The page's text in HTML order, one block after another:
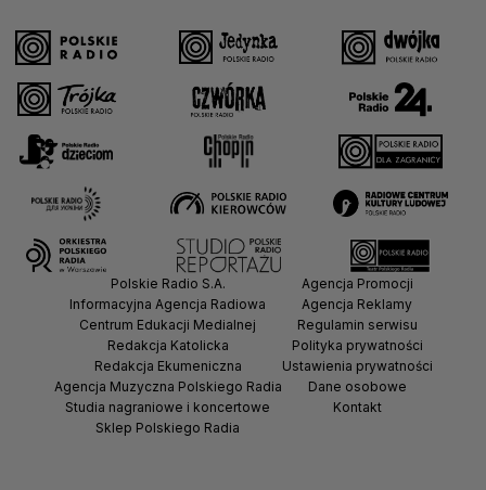
Polskie Radio S.A.
Informacyjna Agencja Radiowa
Centrum Edukacji Medialnej
Redakcja Katolicka
Redakcja Ekumeniczna
Agencja Muzyczna Polskiego Radia
Studia nagraniowe i koncertowe
Sklep Polskiego Radia
Agencja Promocji
Agencja Reklamy
Regulamin serwisu
Polityka prywatności
Ustawienia prywatności
Dane osobowe
Kontakt